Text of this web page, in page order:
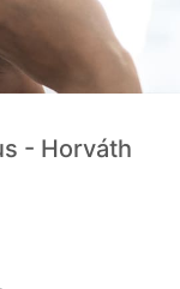
- Horváth